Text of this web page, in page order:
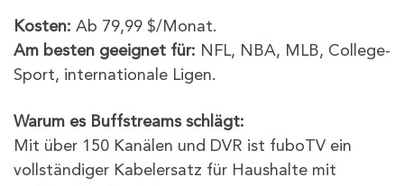
Kosten: Ab 79,99 $/Monat.
Am besten geeignet für: NFL, NBA, MLB, College-
Sport, internationale Ligen.
Warum es Buffstreams schlägt:
Mit über 150 Kanälen und DVR ist fuboTV ein
vollständiger Kabelersatz für Haushalte mit